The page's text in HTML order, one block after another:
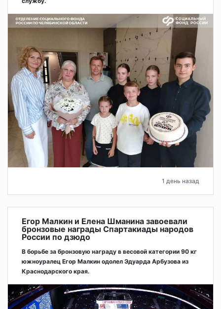
1 день назад
Егор Малкин и Елена Шманина завоевали
бронзовые награды Спартакиады народов
России по дзюдо
В борьбе за бронзовую награду в весовой категории 90 кг
южноуралец Егор Малкин одолел Эдуарда Арбузова из
Краснодарского края.